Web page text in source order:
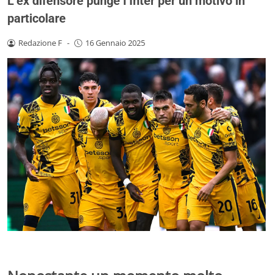
particolare
Redazione F - 16 Gennaio 2025